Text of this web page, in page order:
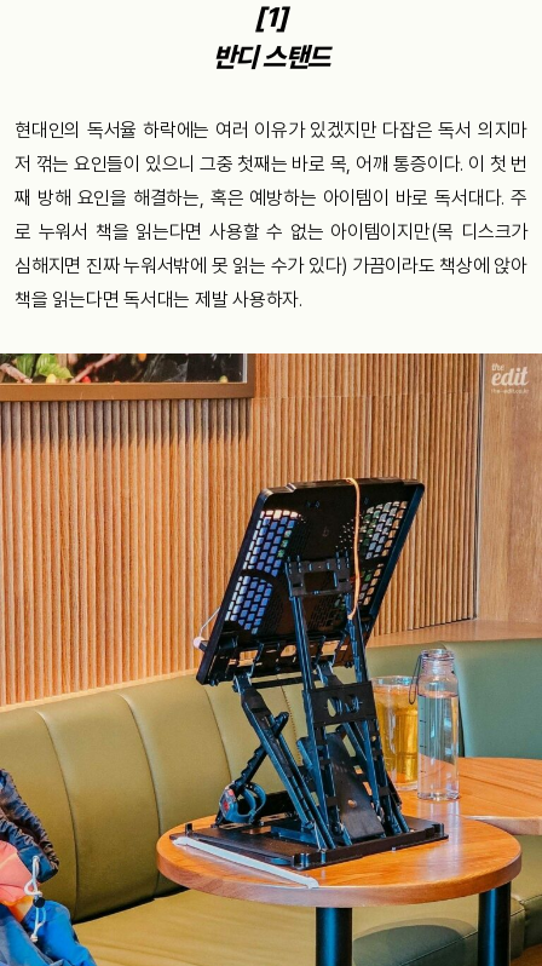
[1]
반디 스탠드
현대인의 독서율 하락에는 여러 이유가 있겠지만 다잡은 독서 의지마
저 꺾는 요인들이 있으니 그중 첫째는 바로 목, 어깨 통증이다. 이 첫 번
째 방해 요인을 해결하는, 혹은 예방하는 아이템이 바로 독서대다. 주
로 누워서 책을 읽는다면 사용할 수 없는 아이템이지만(목 디스크가
심해지면 진짜 누워서밖에 못 읽는 수가 있다) 가끔이라도 책상에 앉아
책을 읽는다면 독서대는 제발 사용하자.